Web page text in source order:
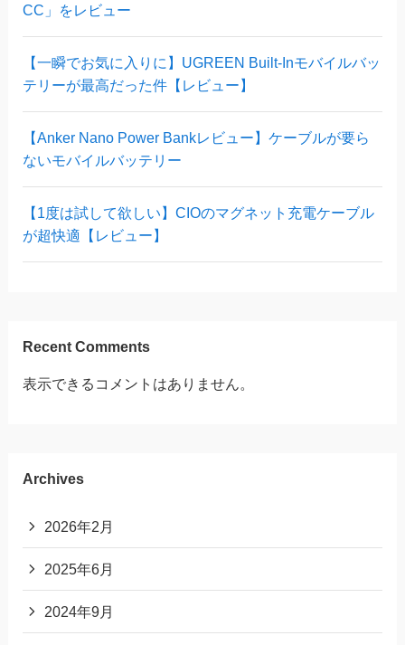
CC」をレビュー
【一瞬でお気に入りに】UGREEN Built-Inモバイルバッ
テリーが最高だった件【レビュー】
【Anker Nano Power Bankレビュー】ケーブルが要ら
ないモバイルバッテリー
【1度は試して欲しい】CIOのマグネット充電ケーブル
が超快適【レビュー】
Recent Comments
表示できるコメントはありません。
Archives
2026年2月
2025年6月
2024年9月